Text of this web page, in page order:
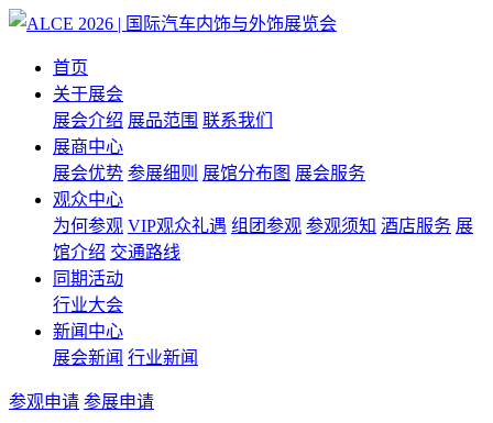
首页
关于展会
展会介绍 展品范围 联系我们
展商中心
展会优势 参展细则 展馆分布图 展会服务
观众中心
为何参观 VIP观众礼遇 组团参观 参观须知 酒店服务 展
馆介绍 交通路线
同期活动
行业大会
新闻中心
展会新闻 行业新闻
参观申请 参展申请